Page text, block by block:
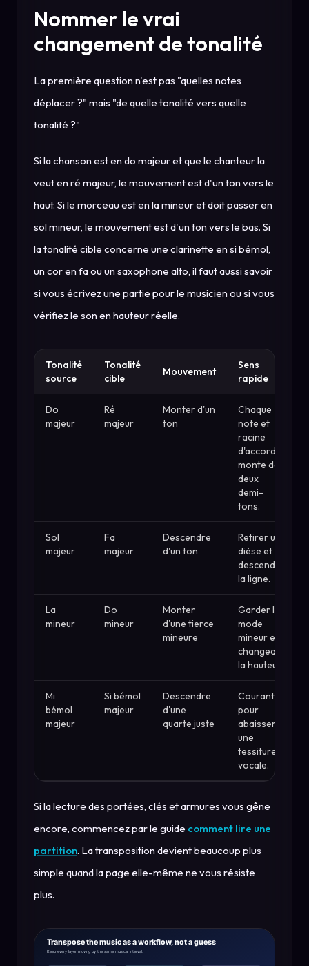
Nommer le vrai
changement de tonalité
La première question n'est pas "quelles notes
déplacer ?" mais "de quelle tonalité vers quelle
tonalité ?"
Si la chanson est en do majeur et que le chanteur la
veut en ré majeur, le mouvement est d'un ton vers le
haut. Si le morceau est en la mineur et doit passer en
sol mineur, le mouvement est d'un ton vers le bas. Si
la tonalité cible concerne une clarinette en si bémol,
un cor en fa ou un saxophone alto, il faut aussi savoir
si vous écrivez une partie pour le musicien ou si vous
vérifiez le son en hauteur réelle.
Tonalité
source
Tonalité
cible
Mouvement
Sens
rapide
Do
majeur
Ré
majeur
Monter d'un
ton
Chaque
note et
racine
d'accord
monte de
deux
demi-
tons.
Sol
majeur
Fa
majeur
Descendre
d'un ton
Retirer un
dièse et
descendre
la ligne.
La
mineur
Do
mineur
Monter
d'une tierce
mineure
Garder le
mode
mineur en
changeant
la hauteur.
Mi
bémol
majeur
Si bémol
majeur
Descendre
d'une
quarte juste
Courant
pour
abaisser
une
tessiture
vocale.
Si la lecture des portées, clés et armures vous gêne
encore, commencez par le guide comment lire une
partition. La transposition devient beaucoup plus
simple quand la page elle-même ne vous résiste
plus.